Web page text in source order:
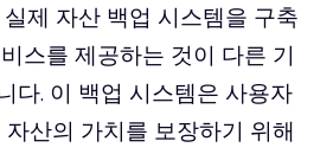
제 자산 백업 시스템을 구축
스를 제공하는 것이 다른 기
다. 이 백업 시스템은 사용자
산의 가치를 보장하기 위해